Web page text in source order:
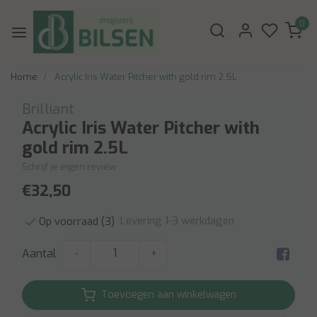
0
Home Acrylic Iris Water Pitcher with gold rim 2.5L
Brilliant
Acrylic Iris Water Pitcher with
gold rim 2.5L
Schrijf je eigen review
€32,50
Op voorraad (3) Levering 1-3 werkdagen
Aantal - +
Toevoegen aan winkelwagen